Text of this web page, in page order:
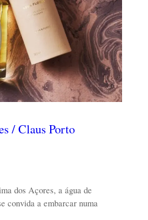
/ Claus Porto
dos Açores, a água de
convida a embarcar numa